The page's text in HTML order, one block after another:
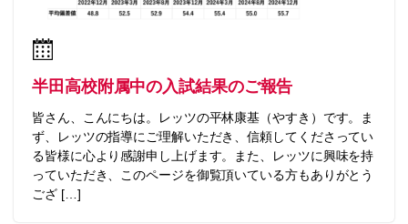
半田高校附属中の入試結果のご報告
皆さん、こんにちは。レッツの平林康基（やすき）です。ま
ず、レッツの指導にご理解いただき、信頼してくださってい
る皆様に心より感謝申し上げます。また、レッツに興味を持
っていただき、このページを御覧頂いている方もありがとう
ござ […]